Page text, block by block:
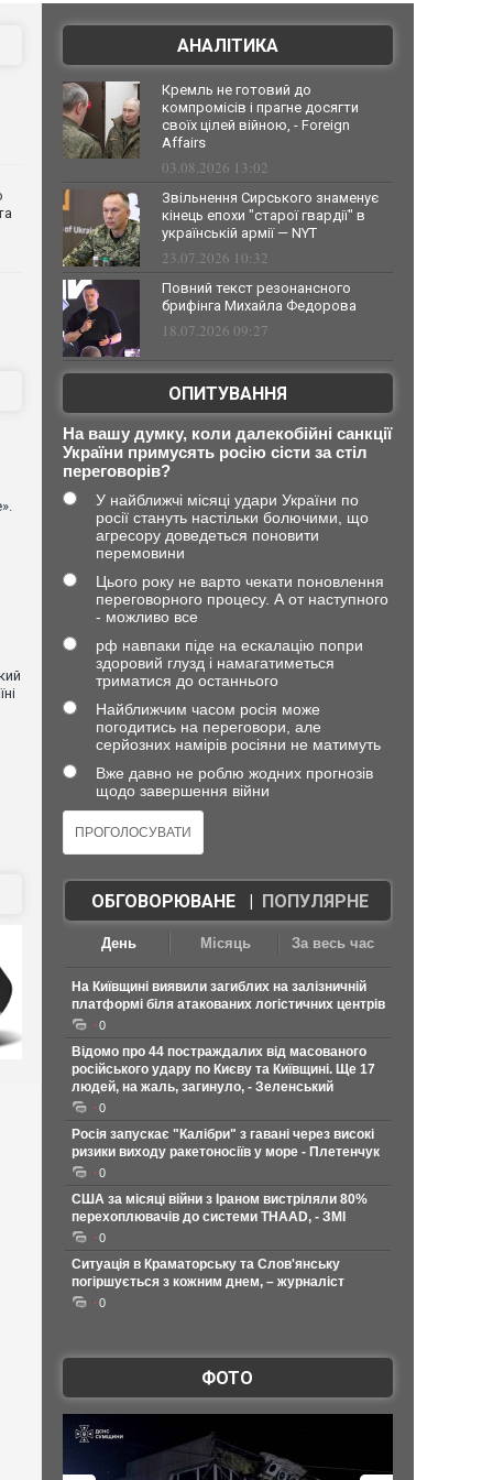
АНАЛІТИКА
Кремль не готовий до
компромісів і прагне досягти
своїх цілей війною, - Foreign
Affairs
03.08.2026 13:02
Звільнення Сирського знаменує
кінець епохи "старої гвардії" в
українській армії — NYT
23.07.2026 10:32
Повний текст резонансного
брифінга Михайла Федорова
18.07.2026 09:27
ОПИТУВАННЯ
На вашу думку, коли далекобійні санкції
України примусять росію сісти за стіл
переговорів?
У найближчі місяці удари України по
росії стануть настільки болючими, що
агресору доведеться поновити
перемовини
Цього року не варто чекати поновлення
переговорного процесу. А от наступного
- можливо все
рф навпаки піде на ескалацію попри
здоровий глузд і намагатиметься
триматися до останнього
Найближчим часом росія може
погодитись на переговори, але
серйозних намірів росіяни не матимуть
Вже давно не роблю жодних прогнозів
щодо завершення війни
ОБГОВОРЮВАНЕ| ПОПУЛЯРНЕ
День Місяць За весь час
На Київщині виявили загиблих на залізничній
платформі біля атакованих логістичних центрів
0
Відомо про 44 постраждалих від масованого
російського удару по Києву та Київщині. Ще 17
людей, на жаль, загинуло, - Зеленський
0
Росія запускає "Калібри" з гавані через високі
ризики виходу ракетоносіїв у море - Плетенчук
0
США за місяці війни з Іраном вистріляли 80%
перехоплювачів до системи THAAD, - ЗМІ
0
Ситуація в Краматорську та Слов'янську
погіршується з кожним днем, – журналіст
0
ФОТО